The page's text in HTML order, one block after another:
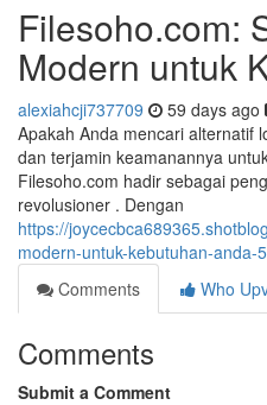
Filesoho.com:
Modern untuk
alexiahcji737709 59 days ago
Apakah Anda mencari alternatif
dan terjamin keamanannya
Filesoho.com hadir sebagai
revolusioner . Dengan
https://
modern-untuk-kebutuhan-anda-
Comments
Who
Comments
Submit a Comment